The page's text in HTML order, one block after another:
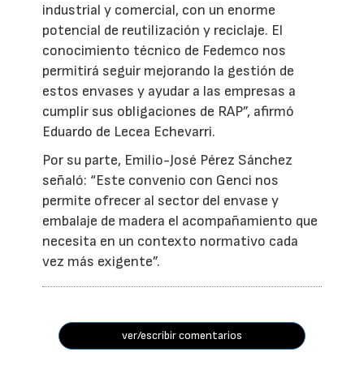
industrial y comercial, con un enorme
potencial de reutilización y reciclaje. El
conocimiento técnico de Fedemco nos
permitirá seguir mejorando la gestión de
estos envases y ayudar a las empresas a
cumplir sus obligaciones de RAP”, afirmó
Eduardo de Lecea Echevarri.
Por su parte, Emilio-José Pérez Sánchez
señaló: “Este convenio con Genci nos
permite ofrecer al sector del envase y
embalaje de madera el acompañamiento que
necesita en un contexto normativo cada
vez más exigente”.
ver/escribir comentarios